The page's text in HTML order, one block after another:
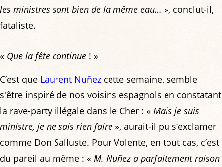
les ministres sont bien de la même eau… », conclut-il,
fataliste.
« Que la fête continue ! »
C’est que Laurent Nuñez cette semaine, semble
s'être inspiré de nos voisins espagnols en constatant
la rave-party illégale dans le Cher : « Mais je suis
ministre, je ne sais rien faire », aurait-il pu s’exclamer
comme Don Salluste. Pour Volente, en tout cas, c’est
du pareil au même : « M. Nuñez a parfaitement raison